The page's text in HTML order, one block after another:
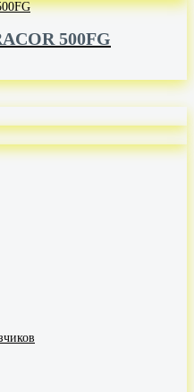
500FG